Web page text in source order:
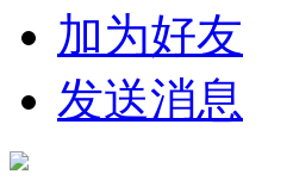
加为好友
发送消息